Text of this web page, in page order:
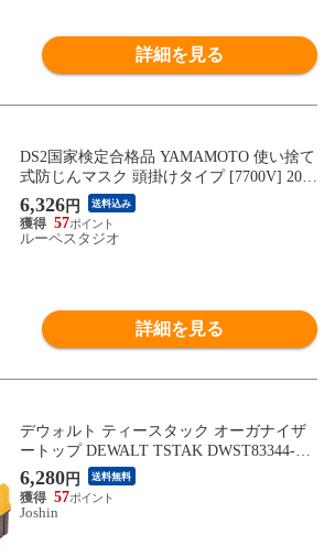
詳細を見る
DS2国家検定合格品 YAMAMOTO 使い捨て
式防じんマスク 頭掛けタイプ [7700V] 20セ
ット 送料無料
6,326円 送料込み
57
ルーペスタジオ
詳細を見る
デウォルト ティースタック オーガナイザ
ートップ DEWALT TSTAK DWST83344-1
【返品種別B】
6,280円 送料無料
57
Joshin